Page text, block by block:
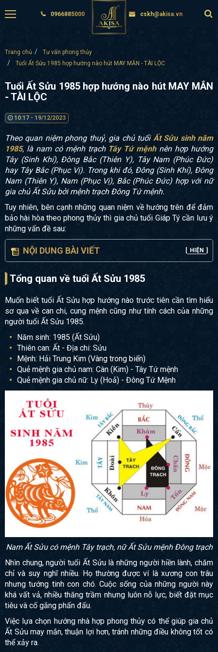
0966885000 cskh@akisa.vn
Trang chủ
Tư vấn phong thủy
Tuổi Ất Sửu 1985 hợp hướng nào hút MAY MẮN - TÀI LỘC
Tuổi Ất Sửu 1985 hợp hướng nào hút MAY MẮN
- TÀI LỘC
10:17 - 19/12/2023
Theo quan niệm phong thuỷ, gia chủ tuổi Ất Sửu sinh năm
1985, là nam có mệnh trạch Tây Tứ mệnhnên hợp hướng
Tây (Sinh Khí), Đông Bắc (Thiên Y), Tây Nam (Phúc Đức)
hay Tây Bắc (Phục Vị). Trong khi đó, Đông (Sinh Khí), Đông
Nam (Thiên Y), Nam (Phục Vị), Bắc (Phúc Đức) hợp với nữ
gia chủ Ất Sửu bởi mệnh trạch Đông Tứ mệnh.
Tuy nhiên, bên cạnh những quan niệm về hướng trên để đảm
bảo hài hòa theo phong thủy thì gia chủ tuổi Giáp Tý cần lưu ý
những vấn đề sau:
NỘI DUNG BÀI VIẾT [ HIỆN ]
Tổng quan về tuổi Ất Sửu 1985
Muốn biết tuổi Ất Sửu hợp hướng nào trước tiên cần tìm hiểu
sơ qua về can chi, cung mệnh cũng như tính cách của những
người tuổi Ất Sửu 1985.
Năm sinh: 1985 (Ất Sửu)
Thiên can: Ất - Địa chi: Sửu
Mệnh: Hải Trung Kim (Vàng trong biển)
Quẻ mệnh gia chủ nam: Càn (Kim) - Tây Tứ mệnh
Quẻ mệnh gia chủ nữ: Ly (Hoả) - Đông Tứ Mệnh
Nam Ất Sửu có mệnh Tây trạch, nữ Ất Sửu mệnh Đông trạch
Nhìn chung, người tuổi Ất Sửu là những người hiền lành, chăm
chỉ và suy nghĩ nhiều. Họ thường được ví là xương con trâu
nhưng tướng tinh con chó. Cuộc sống của những người này
khá vất vả, nhiều thăng trầm nhưng luôn nỗ lực, biết đặt mục
tiêu và cố gắng phấn đấu.
Việc lựa chọn hướng nhà hợp phong thủy có thể giúp gia chủ
Ất Sửu may mắn, thuận lợi hơn, tránh những điều không tốt có
thể xảy ra.